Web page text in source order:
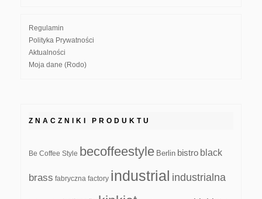
Regulamin
Polityka Prywatności
Aktualności
Moja dane (Rodo)
ZNACZNIKI PRODUKTU
Be Coffee Style becoffeestyle Berlin bistro black
brass fabryczna factory industrial industrialna